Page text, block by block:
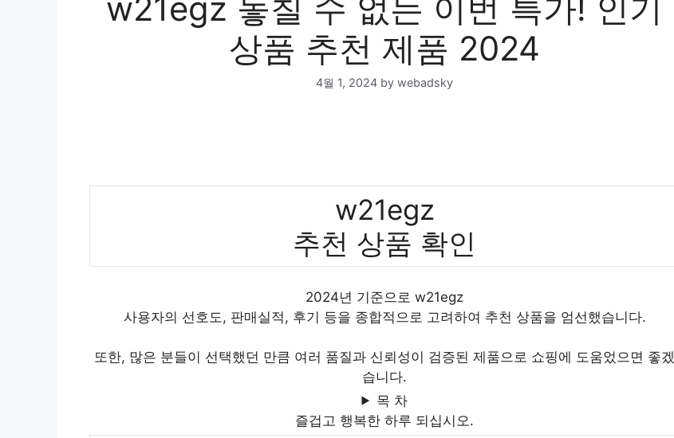
w21egz 놓칠 수 없는 이번 특가! 인기
상품 추천 제품 2024
4월 1, 2024 by webadsky
w21egz
추천 상품 확인
2024년 기준으로 w21egz
사용자의 선호도, 판매실적, 후기 등을 종합적으로 고려하여 추천 상품을 엄선했습니다.
또한, 많은 분들이 선택했던 만큼 여러 품질과 신뢰성이 검증된 제품으로 쇼핑에 도움었으면 좋겠
습니다.
목 차
즐겁고 행복한 하루 되십시오.